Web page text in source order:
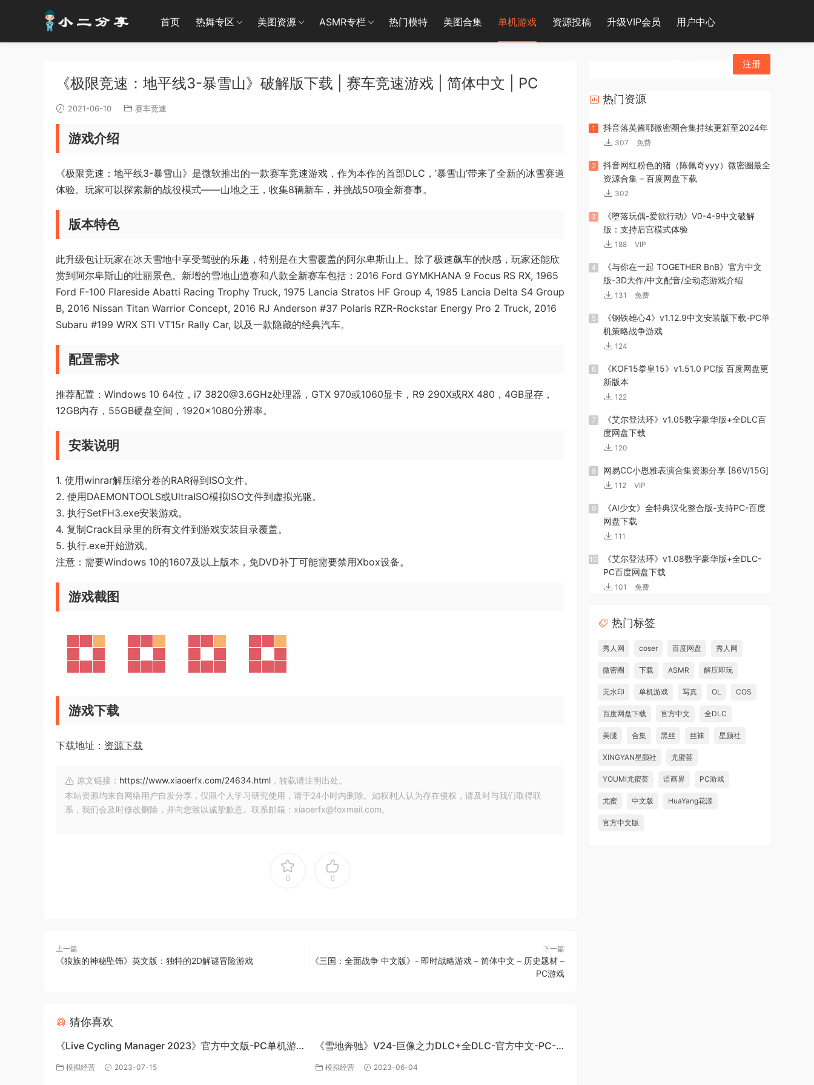
首页 热舞专区 美图资源 ASMR专栏 热门模特 美图合集 单机游戏 资源投稿 升级VIP会员 用户中心
注册
《极限竞速：地平线3-暴雪山》破解版下载 | 赛车竞速游戏 | 简体中文 | PC
2021-06-10 赛车竞速
游戏介绍
《极限竞速：地平线3-暴雪山》是微软推出的一款赛车竞速游戏，作为本作的首部DLC，’暴雪山’带来了全新的冰雪赛道
体验。玩家可以探索新的战役模式——山地之王，收集8辆新车，并挑战50项全新赛事。
版本特色
此升级包让玩家在冰天雪地中享受驾驶的乐趣，特别是在大雪覆盖的阿尔卑斯山上。除了极速飙车的快感，玩家还能欣
赏到阿尔卑斯山的壮丽景色。新增的雪地山道赛和八款全新赛车包括：2016 Ford GYMKHANA 9 Focus RS RX, 1965
Ford F-100 Flareside Abatti Racing Trophy Truck, 1975 Lancia Stratos HF Group 4, 1985 Lancia Delta S4 Group
B, 2016 Nissan Titan Warrior Concept, 2016 RJ Anderson #37 Polaris RZR-Rockstar Energy Pro 2 Truck, 2016
Subaru #199 WRX STI VT15r Rally Car, 以及一款隐藏的经典汽车。
配置需求
推荐配置：Windows 10 64位，i7 3820@3.6GHz处理器，GTX 970或1060显卡，R9 290X或RX 480，4GB显存，
12GB内存，55GB硬盘空间，1920×1080分辨率。
安装说明
1. 使用winrar解压缩分卷的RAR得到ISO文件。
2. 使用DAEMONTOOLS或UltraISO模拟ISO文件到虚拟光驱。
3. 执行SetFH3.exe安装游戏。
4. 复制Crack目录里的所有文件到游戏安装目录覆盖。
5. 执行.exe开始游戏。
注意：需要Windows 10的1607及以上版本，免DVD补丁可能需要禁用Xbox设备。
游戏截图
游戏下载
下载地址： 资源下载
原文链接： https://www.xiaoerfx.com/24634.html ，转载请注明出处。
本站资源均来自网络用户自发分享，仅限个人学习研究使用，请于24小时内删除。如权利人认为存在侵权，请及时与我们取得联
系，我们会及时修改删除，并向您致以诚挚歉意。联系邮箱：xiaoerfx@foxmail.com。
0 0
上一篇
《狼族的神秘坠饰》英文版：独特的2D解谜冒险游戏
下一篇
《三国：全面战争 中文版》- 即时战略游戏 – 简体中文 – 历史题材 –
PC游戏
猜你喜欢
《Live Cycling Manager 2023》官方中文版-PC单机游
戏百度网盘免费下载
模拟经营 2023-07-15
《雪地奔驰》V24-巨像之力DLC+全DLC-官方中文-PC-
百度网盘资源
模拟经营 2023-06-04
热门资源
1 抖音落英酱耶微密圈合集持续更新至2024年
307 免费
2
抖音网红粉色的猪（陈佩奇yyy）微密圈最全
资源合集 – 百度网盘下载
302
3
《堕落玩偶-爱欲行动》V0-4-9中文破解
版：支持后宫模式体验
188 VIP
4
《与你在一起 TOGETHER BnB》官方中文
版-3D大作/中文配音/全动态游戏介绍
131 免费
5
《钢铁雄心4》v1.12.9中文安装版下载-PC单
机策略战争游戏
124
6
《KOF15拳皇15》v1.51.0 PC版 百度网盘更
新版本
122
7
《艾尔登法环》v1.05数字豪华版+全DLC百
度网盘下载
120
8 网易CC小恩雅表演合集资源分享 [86V/15G]
112 VIP
9
《AI少女》全特典汉化整合版-支持PC-百度
网盘下载
111
10
《艾尔登法环》v1.08数字豪华版+全DLC-
PC百度网盘下载
101 免费
热门标签
秀人网 coser 百度网盘 秀人网
微密圈 下载 ASMR 解压即玩
无水印 单机游戏 写真 OL COS
百度网盘下载 官方中文 全DLC
美腿 合集 黑丝 丝袜 星颜社
XINGYAN星颜社 尤蜜荟
YOUMI尤蜜荟 语画界 PC游戏
尤蜜 中文版 HuaYang花漾
官方中文版